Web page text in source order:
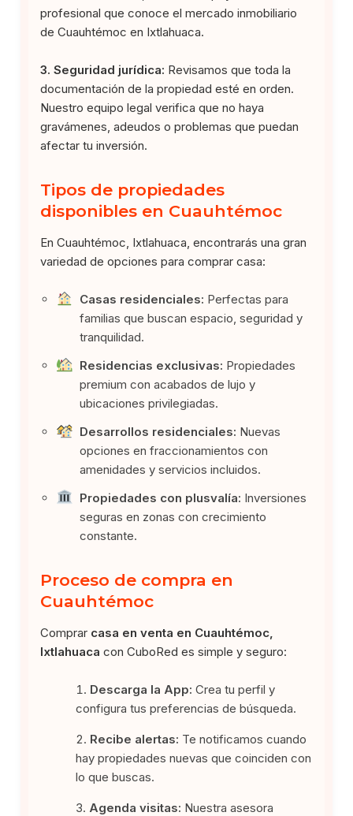
profesional que conoce el mercado inmobiliario
de Cuauhtémoc en Ixtlahuaca.
3. Seguridad jurídica: Revisamos que toda la
documentación de la propiedad esté en orden.
Nuestro equipo legal verifica que no haya
gravámenes, adeudos o problemas que puedan
afectar tu inversión.
Tipos de propiedades
disponibles en Cuauhtémoc
En Cuauhtémoc, Ixtlahuaca, encontrarás una gran
variedad de opciones para comprar casa:
Casas residenciales: Perfectas para
familias que buscan espacio, seguridad y
tranquilidad.
Residencias exclusivas: Propiedades
premium con acabados de lujo y
ubicaciones privilegiadas.
Desarrollos residenciales: Nuevas
opciones en fraccionamientos con
amenidades y servicios incluidos.
Propiedades con plusvalía: Inversiones
seguras en zonas con crecimiento
constante.
Proceso de compra en
Cuauhtémoc
Comprar casa en venta en Cuauhtémoc,
Ixtlahuaca con CuboRed es simple y seguro:
Descarga la App: Crea tu perfil y
configura tus preferencias de búsqueda.
Recibe alertas: Te notificamos cuando
hay propiedades nuevas que coinciden con
lo que buscas.
Agenda visitas: Nuestra asesora